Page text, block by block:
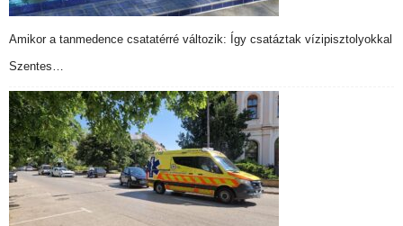
Amikor a tanmedence csatatérré változik: Így csatáztak vízipisztolyokkal
Szentes…